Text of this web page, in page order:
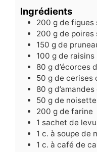
Ingrédients
200 g de figues
200 g de poires
150 g de
100 g de raisins
80 g d’écorces
50 g de cerises
80 g
50 g de
200 g de farine
1 sachet de
1 c. à soupe de
1 c. à café de